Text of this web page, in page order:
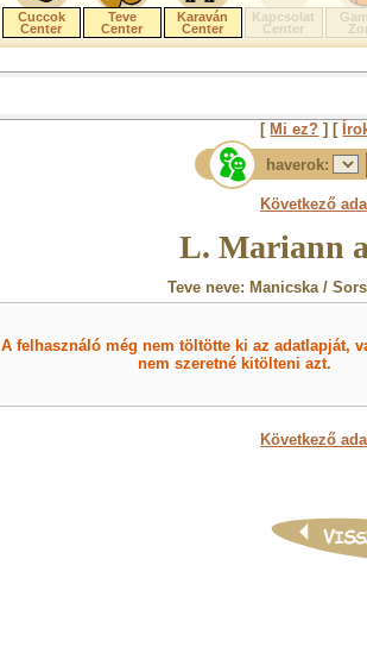
Cuccok
Center
Teve
Center
Karaván
Center
Kapcsolat
Center
[ Mi ez? ] [
haverok:
Következő
L. Mariann
Teve neve: Manicska /
A felhasználó még nem töltötte ki az adatlapját,
nem szeretné kitölteni azt.
Következő